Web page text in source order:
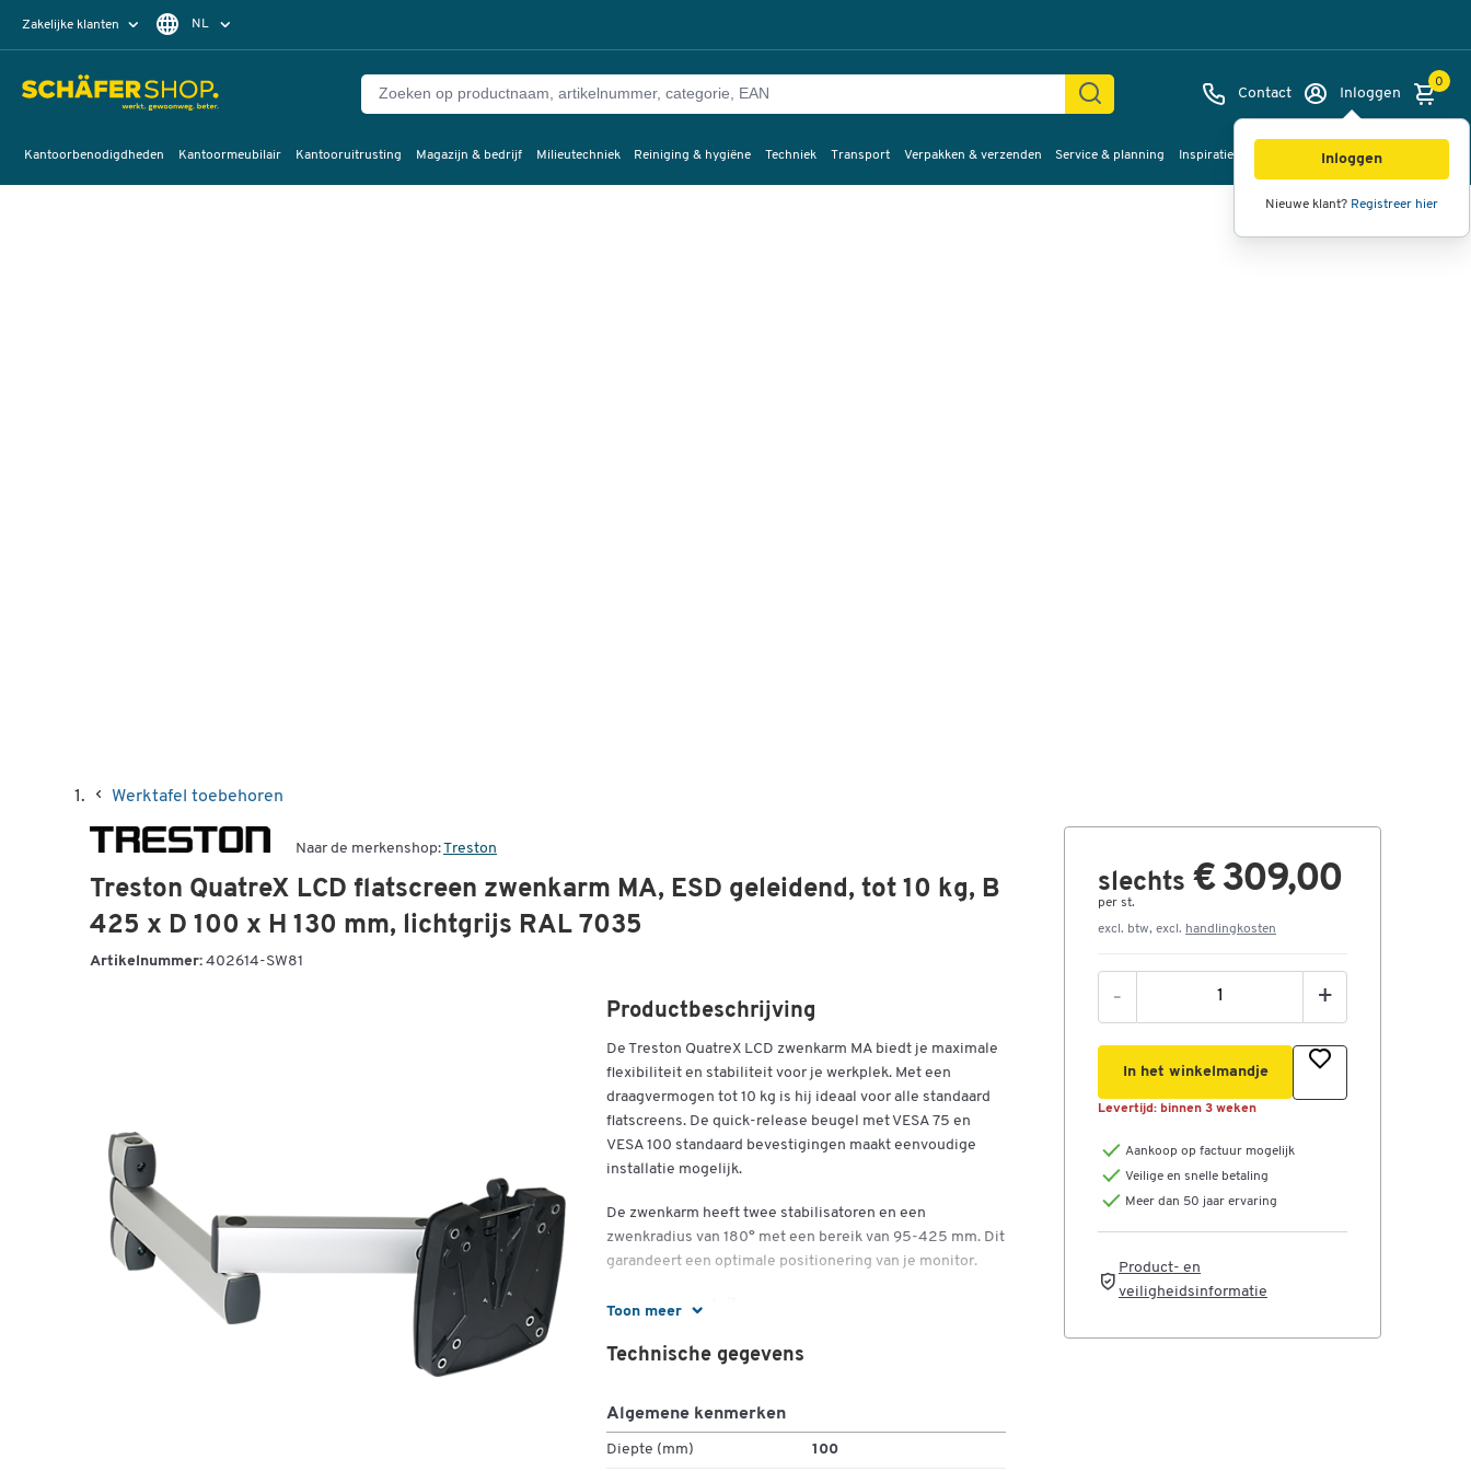
Zakelijke klanten NL
Contact Inloggen
Inloggen
Nieuwe klant? Registreer hier
0
Kantoorbenodigdheden Kantoormeubilair Kantooruitrusting Magazijn & bedrijf Milieutechniek Reiniging & hygiëne Techniek Transport Verpakken & verzenden Service & planning Inspiratie
Werktafel toebehoren
Naar de merkenshop:Treston
Treston QuatreX LCD flatscreen zwenkarm MA, ESD geleidend, tot 10 kg, B
425 x D 100 x H 130 mm, lichtgrijs RAL 7035
Artikelnummer: 402614-SW81
Toon meer
Productbeschrijving
De Treston QuatreX LCD zwenkarm MA biedt je maximale
flexibiliteit en stabiliteit voor je werkplek. Met een
draagvermogen tot 10 kg is hij ideaal voor alle standaard
flatscreens. De quick-release beugel met VESA 75 en
VESA 100 standaard bevestigingen maakt eenvoudige
installatie mogelijk.
De zwenkarm heeft twee stabilisatoren en een
zwenkradius van 180° met een bereik van 95-425 mm. Dit
garandeert een optimale positionering van je monitor.
Belangrijke details:
Maximaal draagvermogen: 10 kg
Bereik: 95 - 425 mm
ESD-geleidend
Technische gegevens
Algemene kenmerken
Diepte (mm) 100
slechts € 309,00
per st.
excl. btw, excl. handlingkosten
- +
In het winkelmandje
Levertijd: binnen 3 weken
Aankoop op factuur mogelijk
Veilige en snelle betaling
Meer dan 50 jaar ervaring
Product- en
veiligheidsinformatie
Afbeeldingen Video's
360°
weergave